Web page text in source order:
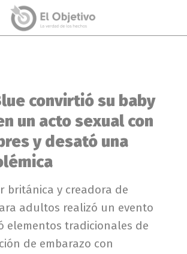
convirtió su baby
un acto sexual con
y desató una
británica y creadora de
adultos realizó un evento
elementos tradicionales de
de embarazo con